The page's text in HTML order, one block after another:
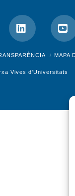
LinkedInMAPA
Vives d'Universitats